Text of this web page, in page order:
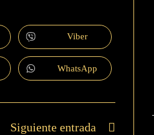
Viber
WhatsApp
Siguiente entrada